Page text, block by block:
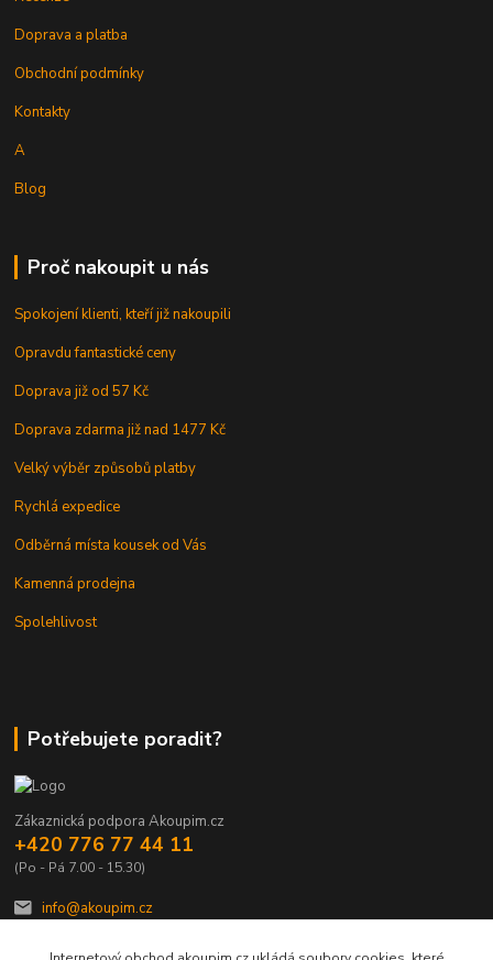
Doprava a platba
Obchodní podmínky
Kontakty
A
Blog
Proč nakoupit u nás
Spokojení klienti, kteří již nakoupili
Opravdu fantastické ceny
Doprava již od 57 Kč
Doprava zdarma již nad 1477 Kč
Velký výběr způsobů platby
Rychlá expedice
Odběrná místa kousek od Vás
Kamenná prodejna
Spolehlivost
Potřebujete poradit?
Zákaznická podpora Akoupim.cz
+420 776 77 44 11
(Po - Pá 7.00 - 15.30)
info@akoupim.cz